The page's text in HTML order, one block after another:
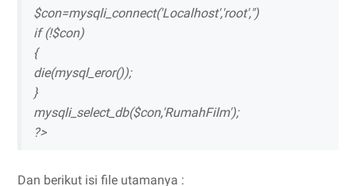
$con=mysqli_connect('Localhost','root',")
if (!$con)
{
die(mysql_eror());
}
mysqli_select_db($con,'RumahFilm');
?>
Dan berikut isi file utamanya :